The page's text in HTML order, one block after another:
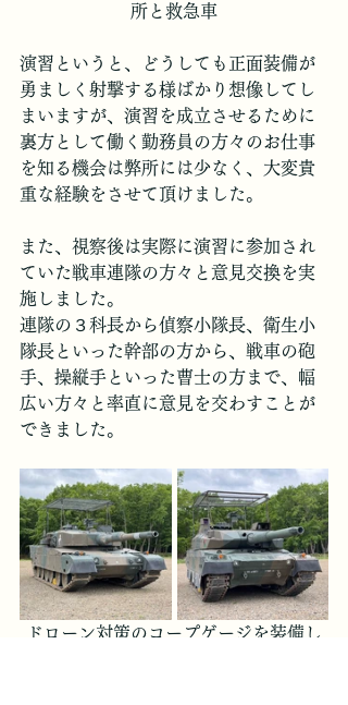
所と救急車
演習というと、どうしても正面装備が
勇ましく射撃する様ばかり想像してし
まいますが、演習を成立させるために
裏方として働く勤務員の方々のお仕事
を知る機会は弊所には少なく、大変貴
重な経験をさせて頂けました。
また、視察後は実際に演習に参加され
ていた戦車連隊の方々と意見交換を実
施しました。
連隊の３科長から偵察小隊長、衛生小
隊長といった幹部の方から、戦車の砲
手、操縦手といった曹士の方まで、幅
広い方々と率直に意見を交わすことが
できました。
ドローン対策のコープゲージを装備し